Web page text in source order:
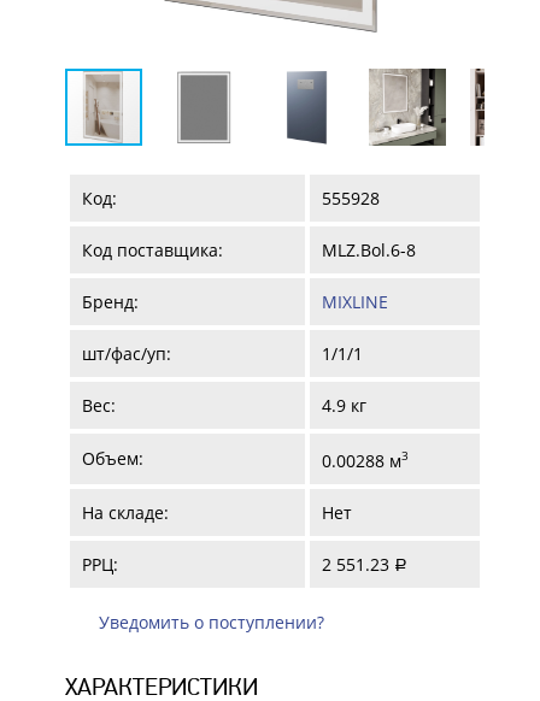
Код: 555928
Код поставщика: MLZ.Bol.6-8
Бренд: MIXLINE
шт/фас/уп: 1/1/1
Вес: 4.9 кг
Объем: 0.00288 м3
На складе: Нет
РРЦ: 2 551.23 a
Уведомить о поступлении?
ХАРАКТЕРИСТИКИ